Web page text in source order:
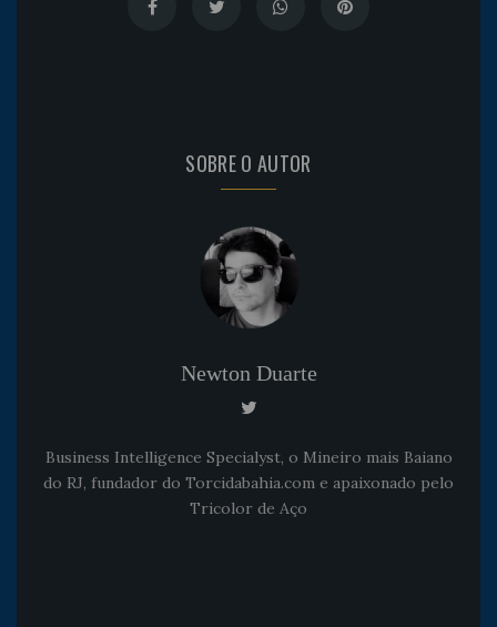
SOBRE O AUTOR
Newton Duarte
Business Intelligence Specialyst, o Mineiro mais Baiano
do RJ, fundador do Torcidabahia.com e apaixonado pelo
Tricolor de Aço